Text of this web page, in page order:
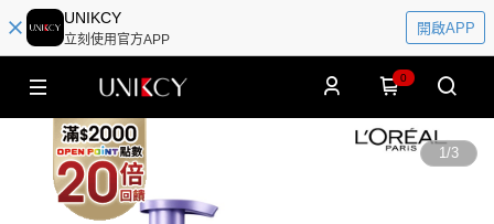
UNIKCY
立刻使用官方APP
開啟APP
0
1/3